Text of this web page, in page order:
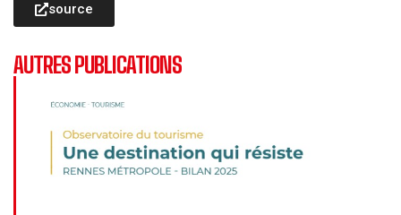
source
AUTRES PUBLICATIONS